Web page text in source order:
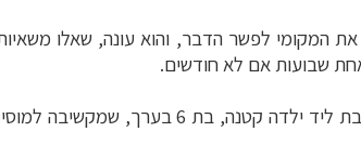
המקומי לפשר הדבר, והוא עונה, שאלו
שבועות אם לא חודשים.
האוטובוס עוצר כמעט ליד כל בית כדי להוריד ילדים, מבוגרים וזקנים